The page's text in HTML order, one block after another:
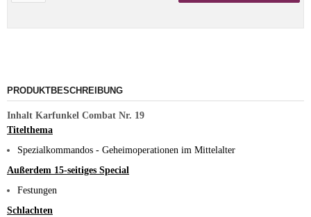
PRODUKTBESCHREIBUNG
Inhalt Karfunkel Combat Nr. 19
Titelthema
Spezialkommandos - Geheimoperationen im Mittelalter
Außerdem 15-seitiges Special
Festungen
Schlachten